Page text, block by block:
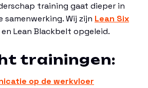
training gaat dieper in
Wij zijn Lean Six
Lean Blackbelt opgeleid.
trainingen:
op de werkvloer